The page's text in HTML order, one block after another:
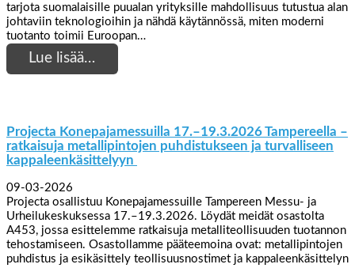
tarjota suomalaisille puualan yrityksille mahdollisuus tutustua alan
johtaviin teknologioihin ja nähdä käytännössä, miten moderni
tuotanto toimii Euroopan…
Lue lisää…
Projecta Konepajamessuilla 17.–19.3.2026 Tampereella –
ratkaisuja metallipintojen puhdistukseen ja turvalliseen
kappaleenkäsittelyyn
09-03-2026
Projecta osallistuu Konepajamessuille Tampereen Messu- ja
Urheilukeskuksessa 17.–19.3.2026. Löydät meidät osastolta
A453, jossa esittelemme ratkaisuja metalliteollisuuden tuotannon
tehostamiseen. Osastollamme pääteemoina ovat: metallipintojen
puhdistus ja esikäsittely teollisuusnostimet ja kappaleenkäsittelyn